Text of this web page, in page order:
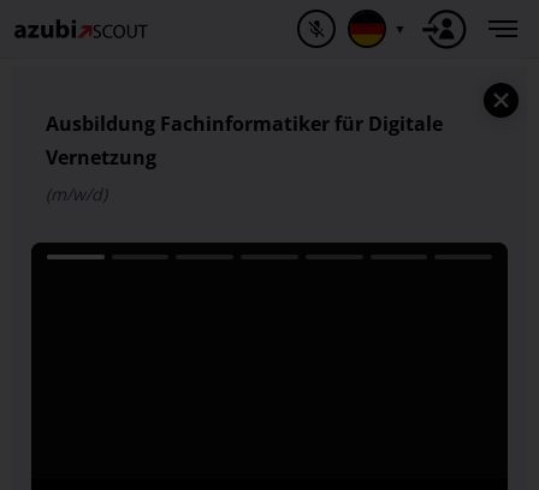
▼
Ausbildung Fachinformatiker für Digitale
Vernetzung
(m/w/d)